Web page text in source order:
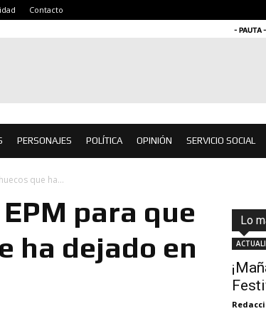
Contacto
- PAUTA -
PERSONAJES POLÍTICA OPINIÓN SERVICIO SOCIAL
que ha...
para que
ha dejado en
Lo